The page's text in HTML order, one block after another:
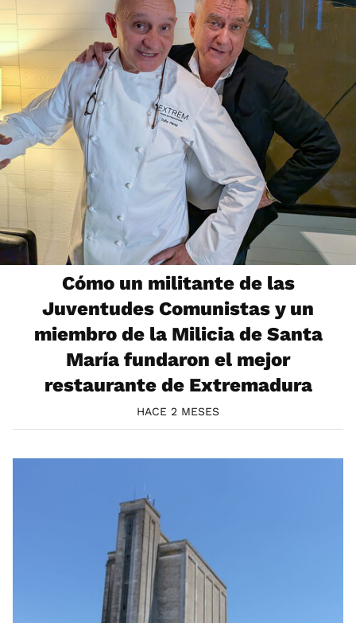
Cómo un militante de las
Juventudes Comunistas y un
miembro de la Milicia de Santa
María fundaron el mejor
restaurante de Extremadura
HACE 2 MESES